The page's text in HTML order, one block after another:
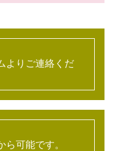
よりご連絡くだ
可能です。